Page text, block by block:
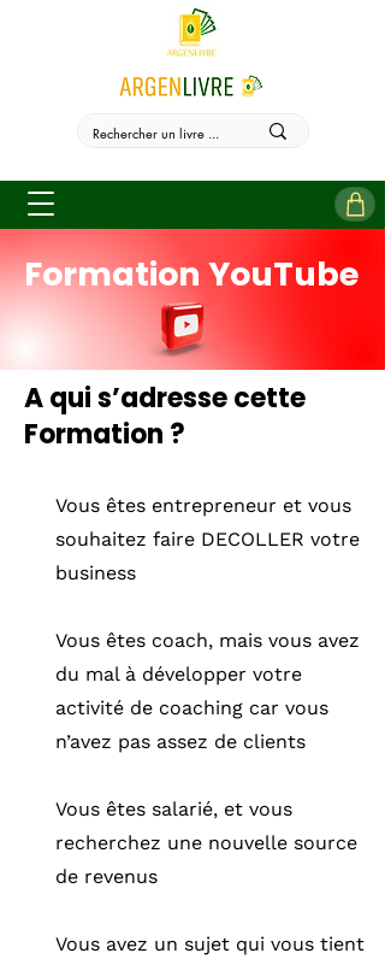
Formation YouTube
A qui s’adresse cette
Formation ? ​​
Vous êtes entrepreneur et vous
souhaitez faire DECOLLER votre
business
Vous êtes coach, mais vous avez
du mal à développer votre
activité de coaching car vous
n’avez pas assez de clients
Vous êtes salarié, et vous
recherchez une nouvelle source
de revenus
Vous avez un sujet qui vous tient